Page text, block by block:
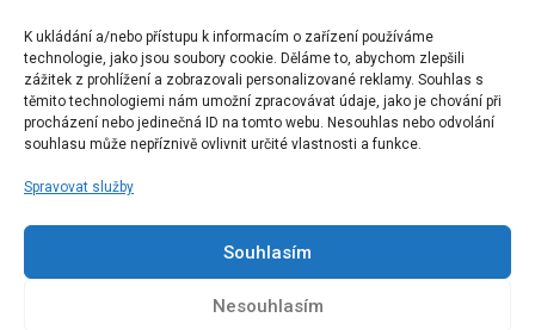
K ukládání a/nebo přístupu k informacím o zařízení používáme
technologie, jako jsou soubory cookie. Děláme to, abychom zlepšili
zážitek z prohlížení a zobrazovali personalizované reklamy. Souhlas s
těmito technologiemi nám umožní zpracovávat údaje, jako je chování při
procházení nebo jedinečná ID na tomto webu. Nesouhlas nebo odvolání
souhlasu může nepříznivě ovlivnit určité vlastnosti a funkce.
Spravovat služby
Souhlasím
Nesouhlasím